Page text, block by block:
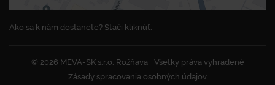
Ako sa k nám dostanete? Stačí kliknúť.
© 2026 MEVA-SK s.r.o. Rožňava
Všetky práva vyhradené
Zásady spracovania osobných údajov